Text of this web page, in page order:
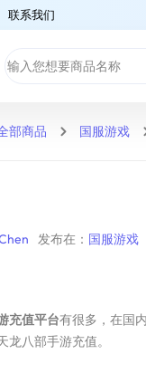
联系我们
部商品 国服游戏
发布在： 国服游戏
充值平台有很多，在国
龙八部手游充值。